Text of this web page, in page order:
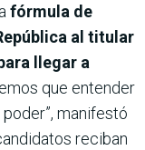
fórmula de
al titular
llegar a
que entender
manifestó
reciban